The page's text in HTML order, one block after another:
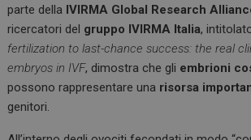
parte della IVIRMA Global Research
ricercatori del gruppo IVIRMA Italia,
fertilization to last-chance success: the real
embryos in IVF, dimostra che gli embrioni
possono rappresentare una risorsa
genitori.